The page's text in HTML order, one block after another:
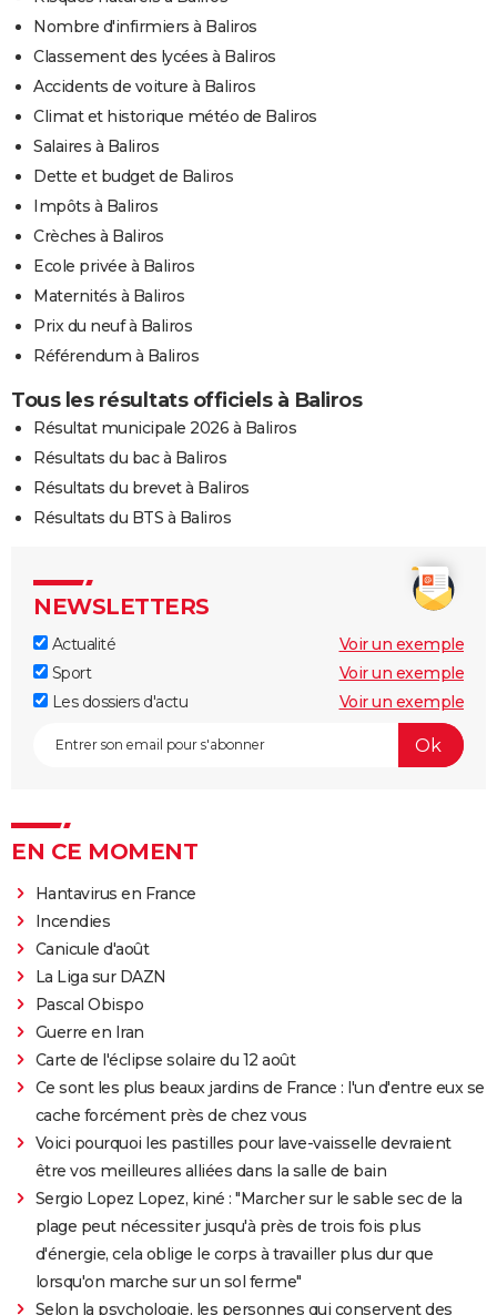
Nombre d'infirmiers à Baliros
Classement des lycées à Baliros
Accidents de voiture à Baliros
Climat et historique météo de Baliros
Salaires à Baliros
Dette et budget de Baliros
Impôts à Baliros
Crèches à Baliros
Ecole privée à Baliros
Maternités à Baliros
Prix du neuf à Baliros
Référendum à Baliros
Tous les résultats officiels à Baliros
Résultat municipale 2026 à Baliros
Résultats du bac à Baliros
Résultats du brevet à Baliros
Résultats du BTS à Baliros
NEWSLETTERS
Actualité
Voir un exemple
Sport
Voir un exemple
Les dossiers d'actu
Voir un exemple
EN CE MOMENT
Hantavirus en France
Incendies
Canicule d'août
La Liga sur DAZN
Pascal Obispo
Guerre en Iran
Carte de l'éclipse solaire du 12 août
Ce sont les plus beaux jardins de France : l'un d'entre eux se
cache forcément près de chez vous
Voici pourquoi les pastilles pour lave-vaisselle devraient
être vos meilleures alliées dans la salle de bain
Sergio Lopez Lopez, kiné : "Marcher sur le sable sec de la
plage peut nécessiter jusqu'à près de trois fois plus
d'énergie, cela oblige le corps à travailler plus dur que
lorsqu'on marche sur un sol ferme"
Selon la psychologie, les personnes qui conservent des